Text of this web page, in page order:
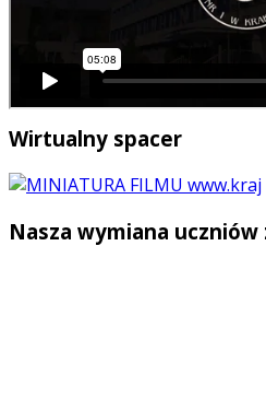
Wirtualny spacer
Nasza wymiana uczniów